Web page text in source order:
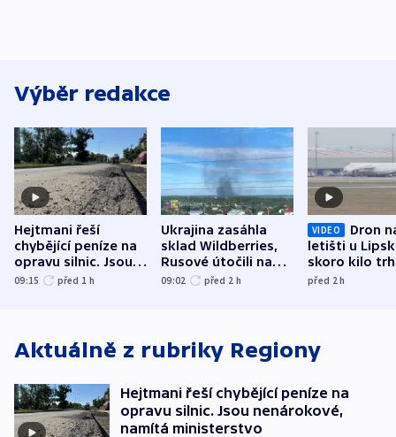
Výběr redakce
Hejtmani řeší
chybějící peníze na
opravu silnic. Jsou
nenárokové, namítá
09:15 před 1 h
Ukrajina zasáhla
sklad Wildberries,
Rusové útočili na
trh, hasiče či
09:02 před 2 h
VIDEO
Dron
letišti u
skoro kilo
indicie
před 2h
Aktuálně z rubriky Regiony
Hejtmani řeší chybějící peníze na
opravu silnic. Jsou nenárokové,
namítá ministerstvo